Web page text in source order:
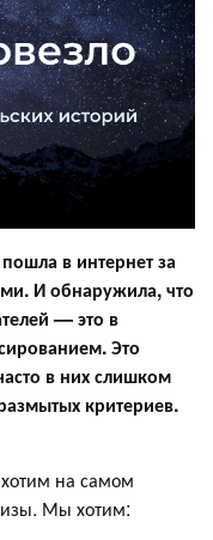
в интернет за
И обнаружила, что
— это в
Это
в них слишком
критериев.
на самом
Мы хотим: